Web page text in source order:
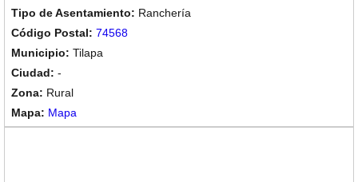
Ranchería
74568
Tilapa
-
Rural
Mapa